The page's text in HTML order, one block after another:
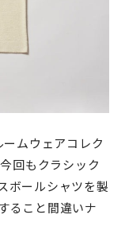
ムウェアコレク
今回もクラシック
ボールシャツを製
ること間違いナ